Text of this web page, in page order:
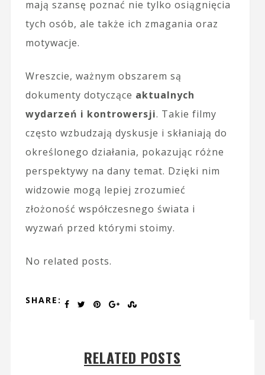
mają szansę poznać nie tylko osiągnięcia
tych osób, ale także ich zmagania oraz
motywacje.
Wreszcie, ważnym obszarem są
dokumenty dotyczące aktualnych
wydarzeń i kontrowersji. Takie filmy
często wzbudzają dyskusje i skłaniają do
określonego działania, pokazując różne
perspektywy na dany temat. Dzięki nim
widzowie mogą lepiej zrozumieć
złożoność współczesnego świata i
wyzwań przed którymi stoimy.
No related posts.
SHARE:
RELATED POSTS